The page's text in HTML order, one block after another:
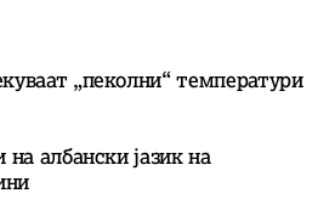
„пеколни“ температури
на албански јазик на